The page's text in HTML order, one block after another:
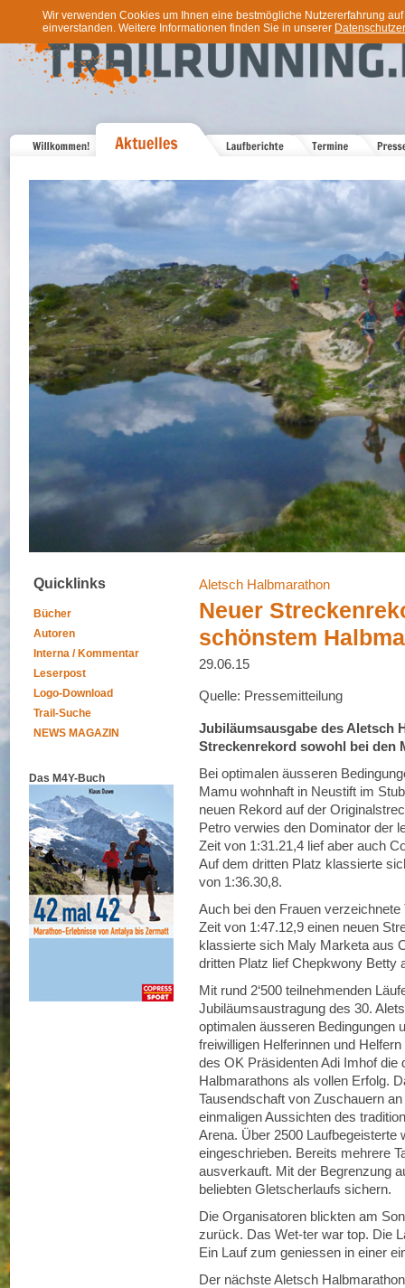
Wir verwenden Cookies um Ihnen eine bestmögliche Nutzererfahrung
einverstanden. Weitere Informationen finden Sie in unserer
Quicklinks
Bücher
Autoren
Interna / Kommentar
Leserpost
Logo-Download
Trail-Suche
NEWS MAGAZIN
Das M4Y-Buch
Aletsch Halbmarathon
Neuer
schönstem
29.06.15
Quelle: Pressemitteilung
Jubiläumsausgabe des Aletsch
Streckenrekord sowohl bei den
Bei optimalen äusseren
Mamu wohnhaft in Neustift im
neuen Rekord auf der
Petro verwies den Dominator der
Zeit von 1:31.21,4 lief aber auch
Auf dem dritten Platz klassierte
von 1:36.30,8.
Auch bei den Frauen
Zeit von 1:47.12,9 einen neuen
klassierte sich Maly Marketa aus
dritten Platz lief Chepkwony Betty
Mit rund 2‘500 teilnehmenden
Jubiläumsaustragung des 30.
optimalen äusseren Bedingungen
freiwilligen Helferinnen und
des OK Präsidenten Adi Imhof die
Halbmarathons als vollen Erfolg.
Tausendschaft von Zuschauern
einmaligen Aussichten des
Arena. Über 2500 Laufbegeisterte
eingeschrieben. Bereits mehrere
ausverkauft. Mit der Begrenzung
beliebten Gletscherlaufs sichern.
Die Organisatoren blickten am
zurück. Das Wet-ter war top. Die
Ein Lauf zum geniessen in einer
Der nächste Aletsch